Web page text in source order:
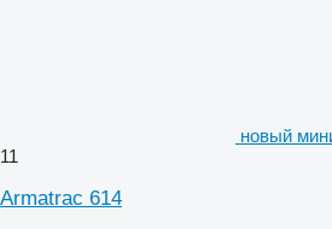
новый
11
Armatrac 614